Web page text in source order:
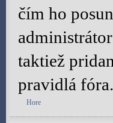
čím ho
taktiež
pravidlá fóra.
Hore